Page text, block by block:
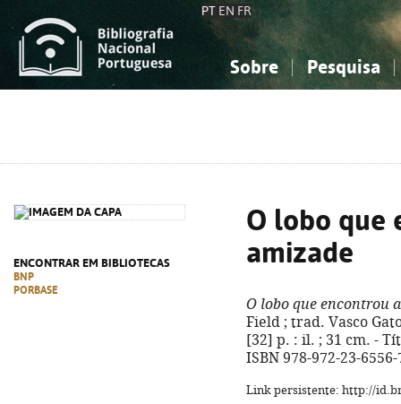
PT EN FR
Sobre Pesquisa
ENCONTRAR EM BIBLIOTECAS
BNP
PORBASE
O lobo que
amizade
O lobo que encontrou
Field ; trad. Vasco
[32] p. : il. ; 31 cm. -
ISBN 978-972-23-6556-
Link persistente: http://